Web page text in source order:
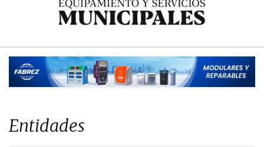
Entidades